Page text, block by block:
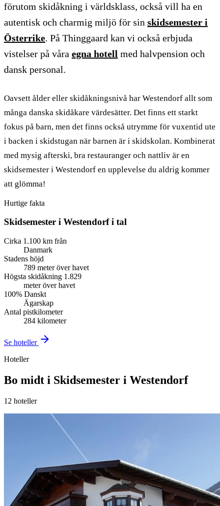
förutom skidåkning i världsklass, också vill ha en
autentisk och charmig miljö för sin skidsemester i
Österrike. På Thinggaard kan vi också erbjuda
vistelser på våra egna hotell med halvpension och
dansk personal.
Oavsett ålder eller skidåkningsnivå har Westendorf allt som
många danska skidåkare värdesätter. Det finns ett starkt
fokus på barn, men det finns också utrymme för vuxentid ute
i backen i skidstugan när barnen är i skidskolan. Kombinerat
med mysig afterski, bra restauranger och nattliv är en
skidsemester i Westendorf en upplevelse du aldrig kommer
att glömma!
Hurtige fakta
Skidsemester i Westendorfi tal
Cirka 1.100 km från
Danmark
Stadens höjd
789 meter över havet
Högsta skidåkning 1.829
meter över havet
100% Danskt
Ägarskap
Antal pistkilometer
284 kilometer
Se hoteller
Hoteller
Bo midt i Skidsemester i Westendorf
12 hoteller